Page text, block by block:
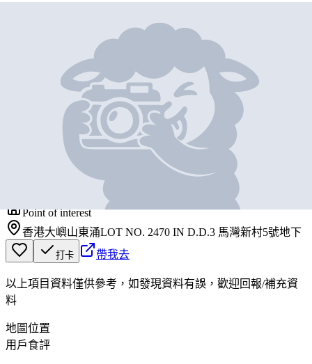
微笑咖啡室
Point of interest
香港大嶼山東涌LOT NO. 2470 IN D.D.3 馬灣新村5號地下
打卡 帶我去
以上項目資料僅供參考，如發現資料有誤，歡迎回報/補充資
料
地圖位置
用戶食評